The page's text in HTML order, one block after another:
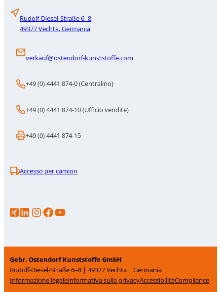
Rudolf-Diesel-Straße 6–8
49377 Vechta, Germania
verkauf@ostendorf-kunststoffe.com
+49 (0) 4441 874-0 (Centralino)
+49 (0) 4441 874-10 (Ufficio vendite)
+49 (0) 4441 874-15
Accesso per camion
LinkedIn Instagramhttps://www.facebook.com/p/Gebr-Ostendorf-Kunststoffe-GmbH-100086706583386/ YouTube
Gebr. Ostendorf Kunststoffe GmbH
Rudolf-Diesel-Straße 6–8 | 49377 Vechta | Germania
Informazione legaleInformativa sulla privacyAccessibilitàCompliance